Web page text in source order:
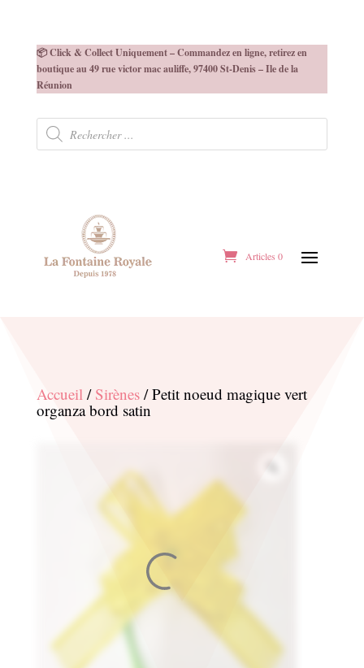
📦 Click & Collect Uniquement – Commandez en ligne, retirez en
boutique au 49 rue victor mac auliffe, 97400 St-Denis – Ile de la
Réunion
Recherche
produits
Articles 0
Accueil/ Sirènes/ Petit noeud magique vert
organza bord satin